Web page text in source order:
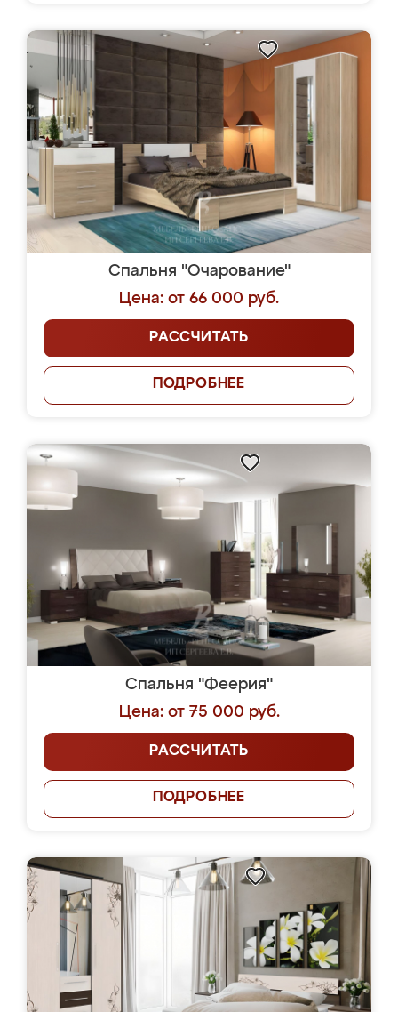
Спальня "Очарование"
Цена: от 66 000 руб.
РАССЧИТАТЬ
ПОДРОБНЕЕ
Спальня "Феерия"
Цена: от 75 000 руб.
РАССЧИТАТЬ
ПОДРОБНЕЕ